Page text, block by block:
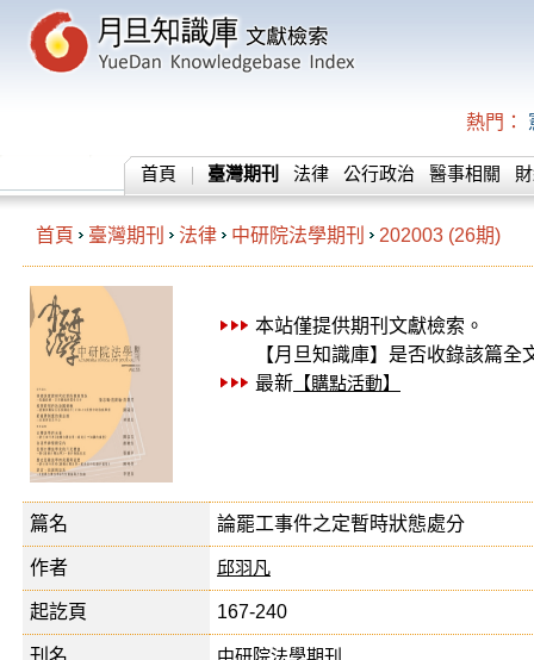
熱門：
首頁 臺灣期刊 法律 公行政治 醫事相關
首頁 臺灣期刊 法律 中研院法學期刊 202003 (26期)
本站僅提供期刊文獻檢索。
【月旦知識庫】是否收錄該篇全
最新 【購點活動】
篇名 論罷工事件之定暫時狀態處分
作者 邱羽凡
起訖頁 167-240
刊名 中研院法學期刊